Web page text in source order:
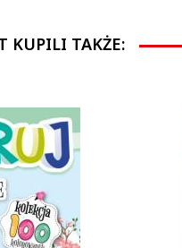
KUPILI TAKŻE: